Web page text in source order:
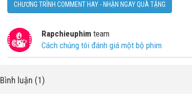
CHƯƠNG TRÌNH COMMENT HAY - NHẬN NGAY QUÀ TẶNG
Rapchieuphim team
Cách chúng tôi đánh giá một bộ phim
Bình luận (1)